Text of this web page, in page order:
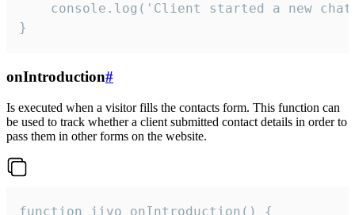
console.log('Client started a new
}
onIntroduction#
Is executed when a visitor fills the contacts form. This function can
be used to track whether a client submitted contact details in order to
pass them in other forms on the website.
function jivo_onIntroduction() {